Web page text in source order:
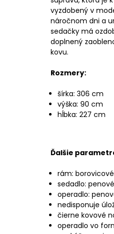
vyzdobený v
náročnom dni a
sedačky má
doplnený
kovu.
Rozmery:
šírka: 306 cm
výška: 90 cm
hĺbka: 227 cm
Ďalšie
rám:
sedadlo:
operadlo:
nedisponuje
čierne kovové
operadlo vo